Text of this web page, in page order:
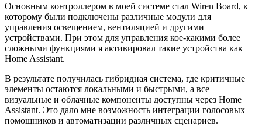
Основным контроллером в моей системе стал Wiren Board, к
которому были подключены различные модули для
управления освещением, вентиляцией и другими
устройствами. При этом для управления кое-какими более
сложными функциями я активировал такие устройства как
Home Assistant.
В результате получилась гибридная система, где критичные
элементы остаются локальными и быстрыми, а все
визуальные и облачные компоненты доступны через Home
Assistant. Это дало мне возможность интеграции голосовых
помощников и автоматизации различных сценариев.